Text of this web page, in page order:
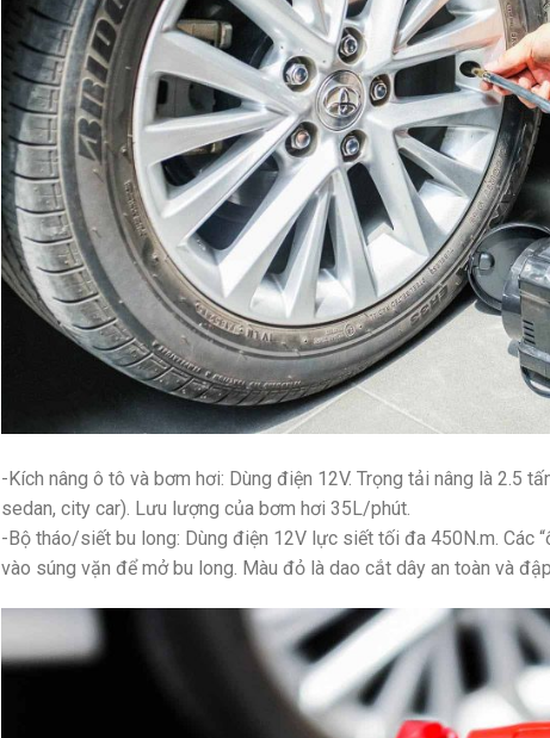
-Kích nâng ô tô và bơm hơi: Dùng điện 12V. Trọng tải nâng là 2.5
sedan, city car). Lưu lượng của bơm hơi 35L/phút.
-Bộ tháo/siết bu long: Dùng điện 12V lực siết tối đa 450N.m. Các
vào súng vặn để mở bu long. Màu đỏ là dao cắt dây an toàn và